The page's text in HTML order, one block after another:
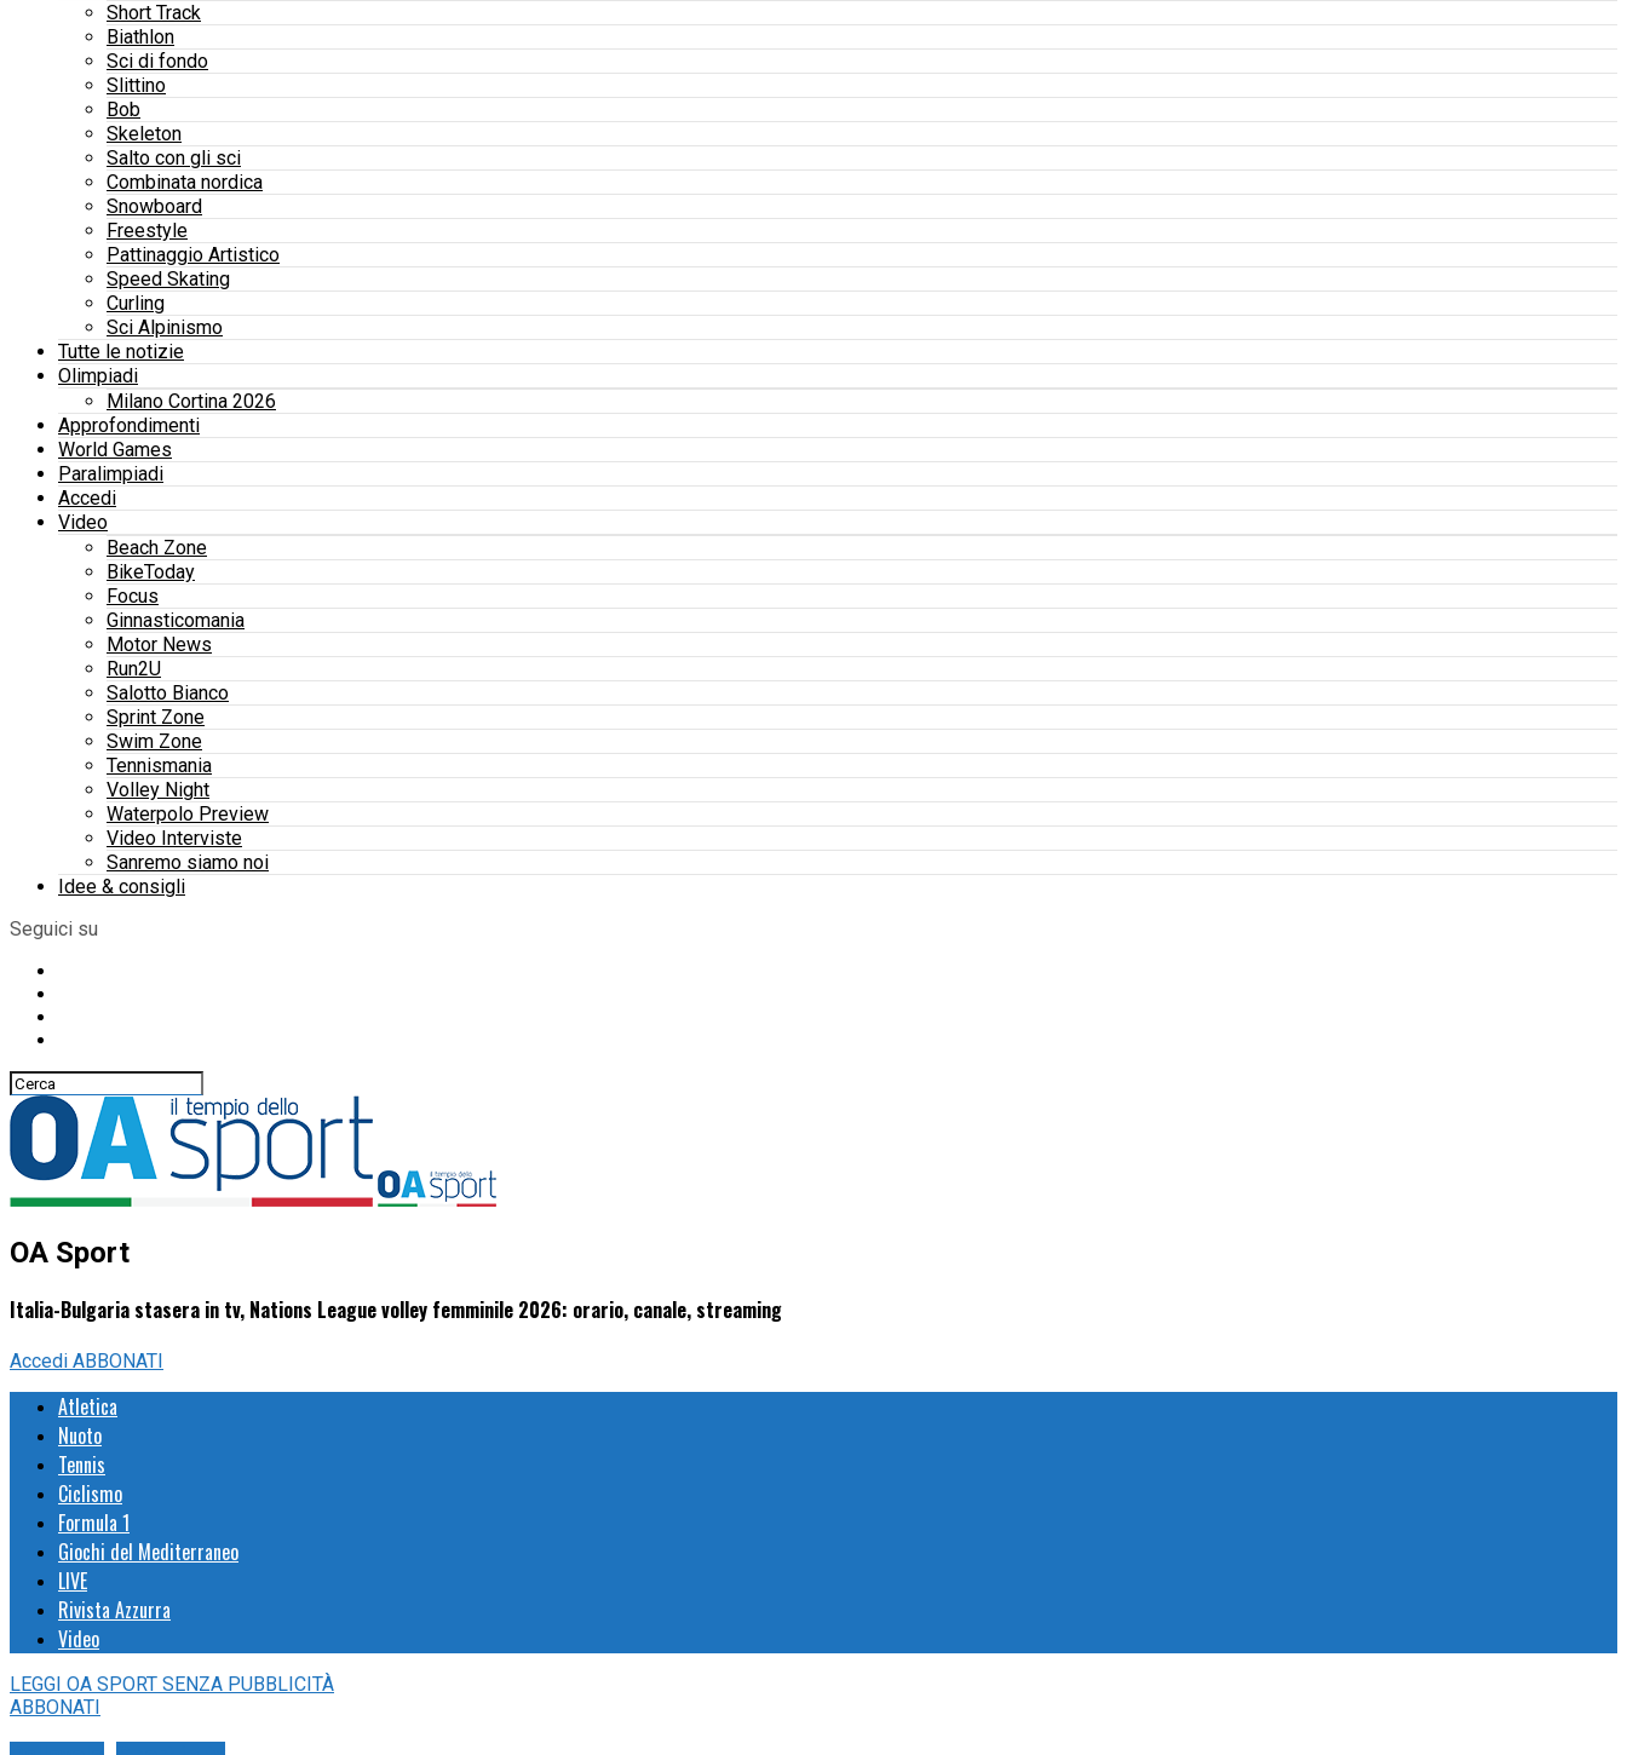
Short Track
Biathlon
Sci di fondo
Slittino
Bob
Skeleton
Salto con gli sci
Combinata nordica
Snowboard
Freestyle
Pattinaggio Artistico
Speed Skating
Curling
Sci Alpinismo
Tutte le notizie
Olimpiadi
Milano Cortina 2026
Approfondimenti
World Games
Paralimpiadi
Accedi
Video
Beach Zone
BikeToday
Focus
Ginnasticomania
Motor News
Run2U
Salotto Bianco
Sprint Zone
Swim Zone
Tennismania
Volley Night
Waterpolo Preview
Video Interviste
Sanremo siamo noi
Idee & consigli
Seguici su
OA Sport
Italia-Bulgaria stasera in tv, Nations League volley femminile 2026: orario, canale, streaming
Accedi ABBONATI
Atletica
Nuoto
Tennis
Ciclismo
Formula 1
Giochi del Mediterraneo
LIVE
Rivista Azzurra
Video
LEGGI OA SPORT SENZA PUBBLICITÀ
ABBONATI